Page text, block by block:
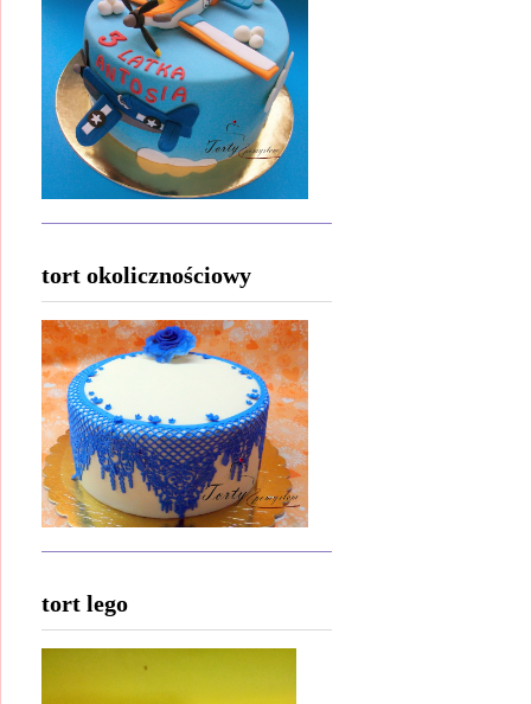
tort okolicznościowy
tort lego